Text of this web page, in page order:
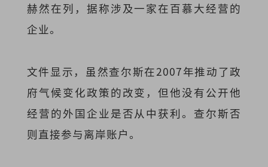
赫然在列，据称涉及一家在百慕大经营的
企业。
文件显示，虽然查尔斯在2007年推动了政
府气候变化政策的改变，但他没有公开他
经营的外国企业是否从中获利。查尔斯否
则直接参与离岸账户。